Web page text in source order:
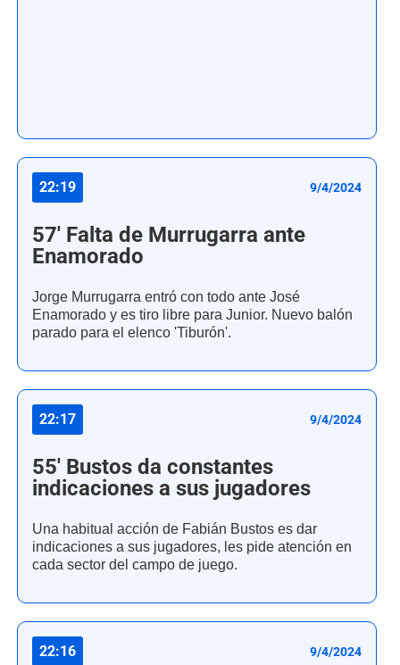
22:19 9/4/2024
57' Falta de Murrugarra ante
Enamorado
Jorge Murrugarra entró con todo ante José
Enamorado y es tiro libre para Junior. Nuevo balón
parado para el elenco 'Tiburón'.
22:17 9/4/2024
55' Bustos da constantes
indicaciones a sus jugadores
Una habitual acción de Fabián Bustos es dar
indicaciones a sus jugadores, les pide atención en
cada sector del campo de juego.
22:16 9/4/2024